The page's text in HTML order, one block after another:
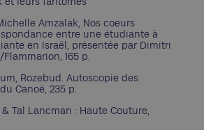
Amzalak, Nos coeurs
entre une étudiante à
en Israël, présentée par Dimitri
165 p.
Rozebud. Autoscopie des
Canoë, 235 p.
Tal Lancman : Haute Couture,